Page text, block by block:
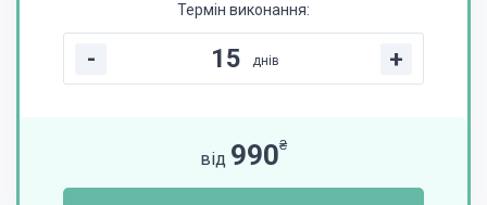
Термін виконання:
- днів +
від 990₴